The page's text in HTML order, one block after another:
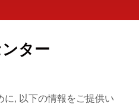
ター
に, 以下の情報をご提供い